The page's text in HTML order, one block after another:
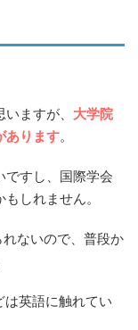
ますが、 大学院
あります。
ですし、国際学会
しれません。
ないので、普段か
は英語に触れてい